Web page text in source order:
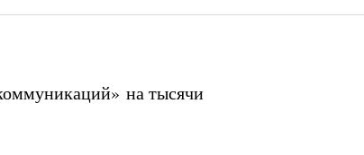
на тысячи